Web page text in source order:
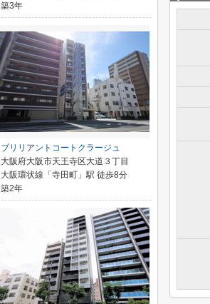
築3年
ブリリアントコートクラージュ
大阪府大阪市天王寺区大道３丁目
大阪環状線「寺田町」駅 徒歩8分
築2年